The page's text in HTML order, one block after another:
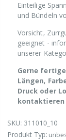
Einteilige
und Bündeln
Vorsicht,
geeignet -
unserer
Gerne
Längen,
Druck oder
kontaktieren
SKU: 311010_10
Produkt Typ: